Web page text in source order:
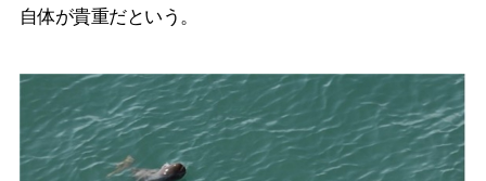
自体が貴重だという。